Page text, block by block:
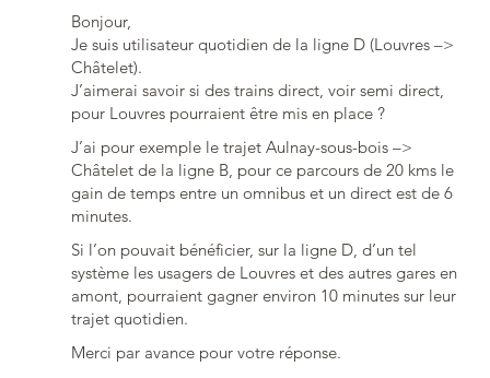
Bonjour,
Je suis utilisateur quotidien de la ligne D (Louvres –>
Châtelet).
J’aimerai savoir si des trains direct, voir semi direct,
pour Louvres pourraient être mis en place ?
J’ai pour exemple le trajet Aulnay-sous-bois –>
Châtelet de la ligne B, pour ce parcours de 20 kms le
gain de temps entre un omnibus et un direct est de 6
minutes.
Si l’on pouvait bénéficier, sur la ligne D, d’un tel
système les usagers de Louvres et des autres gares en
amont, pourraient gagner environ 10 minutes sur leur
trajet quotidien.
Merci par avance pour votre réponse.